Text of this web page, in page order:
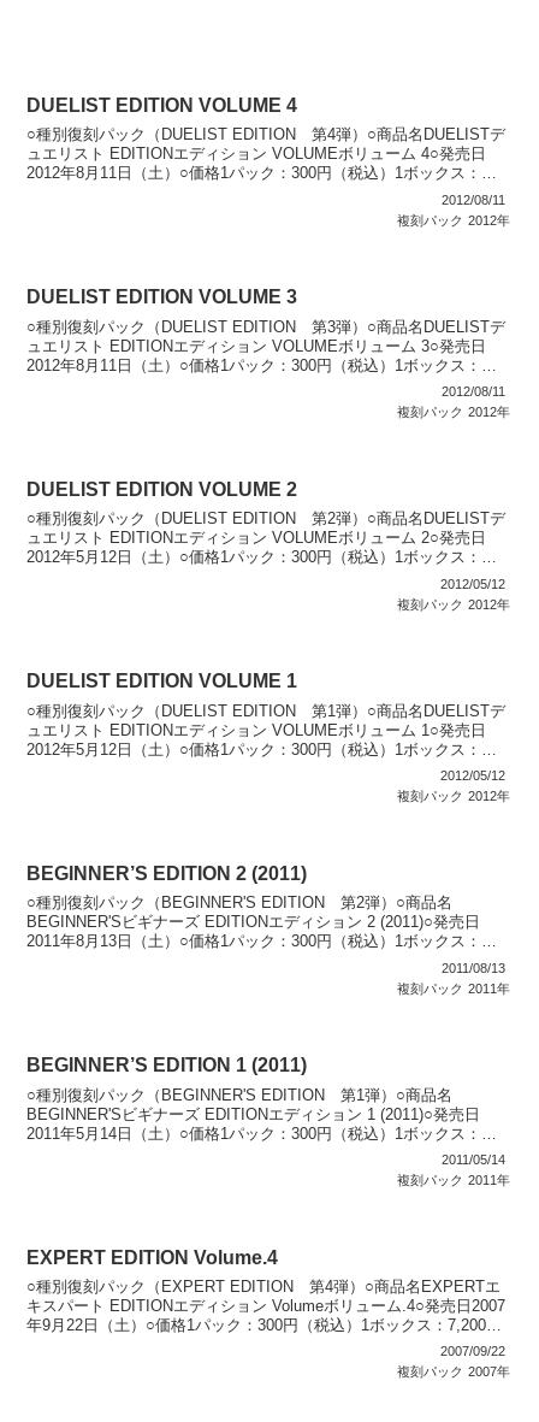
DUELIST EDITION VOLUME 4
○種別復刻パック（DUELIST EDITION 第4弾）○商品名DUELISTデ
ュエリスト EDITIONエディション VOLUMEボリューム 4○発売日
2012年8月11日（土）○価格1パック：300円（税込）1ボックス：
2012/08/11
複刻パック 2012年
DUELIST EDITION VOLUME 3
○種別復刻パック（DUELIST EDITION 第3弾）○商品名DUELISTデ
ュエリスト EDITIONエディション VOLUMEボリューム 3○発売日
2012年8月11日（土）○価格1パック：300円（税込）1ボックス：
2012/08/11
複刻パック 2012年
DUELIST EDITION VOLUME 2
○種別復刻パック（DUELIST EDITION 第2弾）○商品名DUELISTデ
ュエリスト EDITIONエディション VOLUMEボリューム 2○発売日
2012年5月12日（土）○価格1パック：300円（税込）1ボックス：
2012/05/12
複刻パック 2012年
DUELIST EDITION VOLUME 1
○種別復刻パック（DUELIST EDITION 第1弾）○商品名DUELISTデ
ュエリスト EDITIONエディション VOLUMEボリューム 1○発売日
2012年5月12日（土）○価格1パック：300円（税込）1ボックス：
2012/05/12
複刻パック 2012年
BEGINNER’S EDITION 2 (2011)
○種別復刻パック（BEGINNER'S EDITION 第2弾）○商品名
BEGINNER'Sビギナーズ EDITIONエディション 2 (2011)○発売日
2011年8月13日（土）○価格1パック：300円（税込）1ボックス：
2011/08/13
複刻パック 2011年
BEGINNER’S EDITION 1 (2011)
○種別復刻パック（BEGINNER'S EDITION 第1弾）○商品名
BEGINNER'Sビギナーズ EDITIONエディション 1 (2011)○発売日
2011年5月14日（土）○価格1パック：300円（税込）1ボックス：
2011/05/14
複刻パック 2011年
EXPERT EDITION Volume.4
○種別復刻パック（EXPERT EDITION 第4弾）○商品名EXPERTエ
キスパート EDITIONエディション Volumeボリューム.4○発売日2007
年9月22日（土）○価格1パック：300円（税込）1ボックス：7,200円
2007/09/22
複刻パック 2007年